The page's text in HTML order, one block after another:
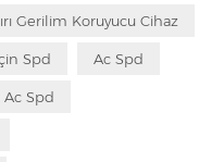
Gerilim Koruyucu Cihaz
Spd Ac Spd
Ac Spd